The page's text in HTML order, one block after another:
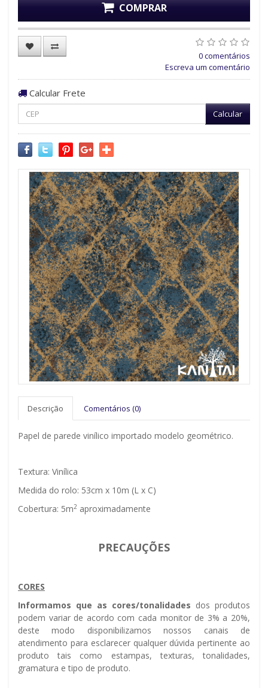
COMPRAR
0 comentários
Escreva um comentário
Calcular Frete
Calcular
Descrição Comentários (0)
Papel de parede vinílico importado modelo geométrico.
Textura: Vinílica
Medida do rolo: 53cm x 10m (L x C)
Cobertura: 5m2 aproximadamente
PRECAUÇÕES
CORES
Informamos que as cores/tonalidades dos produtos
podem variar de acordo com cada monitor de 3% a 20%,
deste modo disponibilizamos nossos canais de
atendimento para esclarecer qualquer dúvida pertinente ao
produto tais como estampas, texturas, tonalidades,
gramatura e tipo de produto.